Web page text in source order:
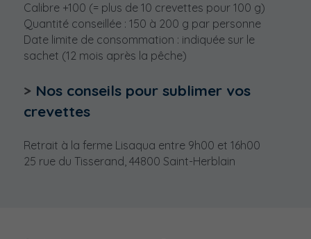
Calibre +100 (= plus de 10 crevettes pour 100 g)
Quantité conseillée : 150 à 200 g par personne
Date limite de consommation : indiquée sur le
sachet (12 mois après la pêche)
> Nos conseils pour sublimer vos
crevettes
Retrait à la ferme Lisaqua entre 9h00 et 16h00
25 rue du Tisserand, 44800 Saint-Herblain